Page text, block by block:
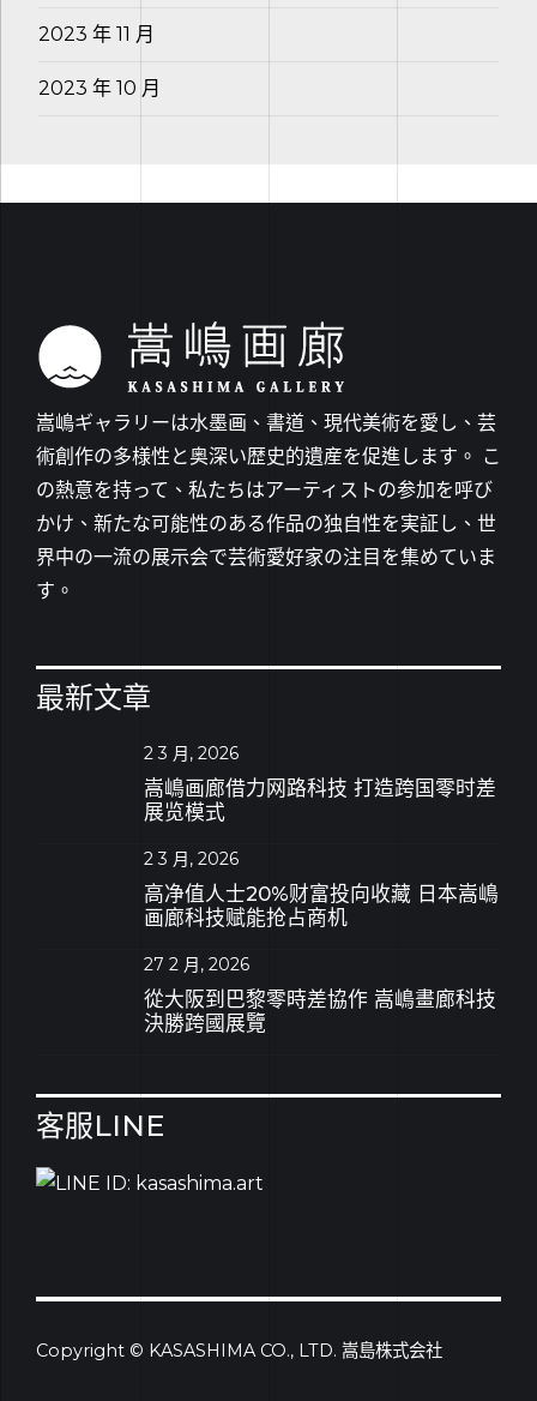
2023 年 11 月
2023 年 10 月
嵩嶋ギャラリーは水墨画、書道、現代美術を愛し、芸
術創作の多様性と奥深い歴史的遺産を促進します。 こ
の熱意を持って、私たちはアーティストの参加を呼び
かけ、新たな可能性のある作品の独自性を実証し、世
界中の一流の展示会で芸術愛好家の注目を集めていま
す。
最新文章
2 3 月, 2026
嵩嶋画廊借力网路科技 打造跨国零时差
展览模式
2 3 月, 2026
高净值人士20%财富投向收藏 日本嵩嶋
画廊科技赋能抢占商机
27 2 月, 2026
從大阪到巴黎零時差協作 嵩嶋畫廊科技
決勝跨國展覽
客服LINE
Copyright © KASASHIMA CO., LTD. 嵩島株式会社